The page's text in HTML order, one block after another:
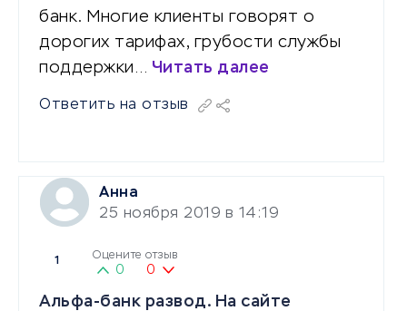
банк. Многие клиенты говорят о
дорогих тарифах, грубости службы
поддержки… Читать далее
Ответить на отзыв
Анна
25 ноября 2019 в 14:19
1 Оцените отзыв
0 0
Альфа-банк развод. На сайте